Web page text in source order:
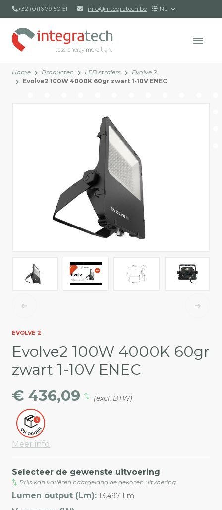
+32 (0)16 79 50 51 info@integratech.be NL
Home Producten LED stralers
Evolve 2
Evolve2 100W 4000K 60gr zwart 1-10V ENEC
EVOLVE 2
Evolve2 100W 4000K 60gr
zwart 1-10V ENEC
€ 436,09
(excl. BTW)
Meer info
Selecteer de gewenste uitvoering
Prijs kan variëren naargelang de gekozen uitvoering
Lumen output (Lm): 13.497 Lm